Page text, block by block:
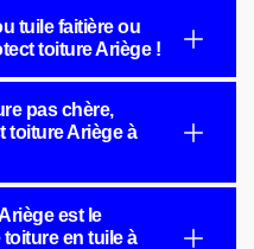
tuile faitière ou
toiture Ariège !
pas chère,
toiture Ariège à
est le
en tuile à